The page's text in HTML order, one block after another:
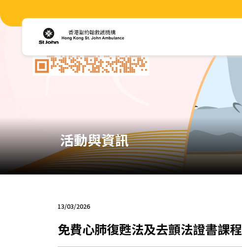
活動與資訊
13/03/2026
免費心肺復甦法及去顫法證書課程